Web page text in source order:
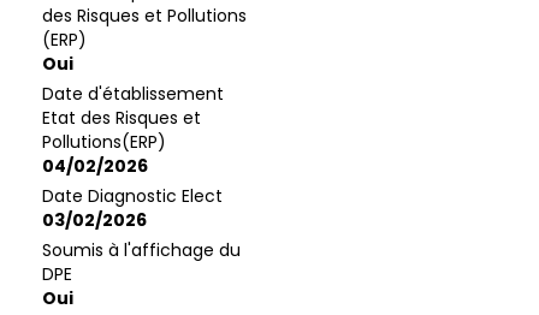
des Risques et Pollutions
(ERP)
Oui
Date d'établissement
Etat des Risques et
Pollutions(ERP)
04/02/2026
Date Diagnostic Elect
03/02/2026
Soumis à l'affichage du
DPE
Oui